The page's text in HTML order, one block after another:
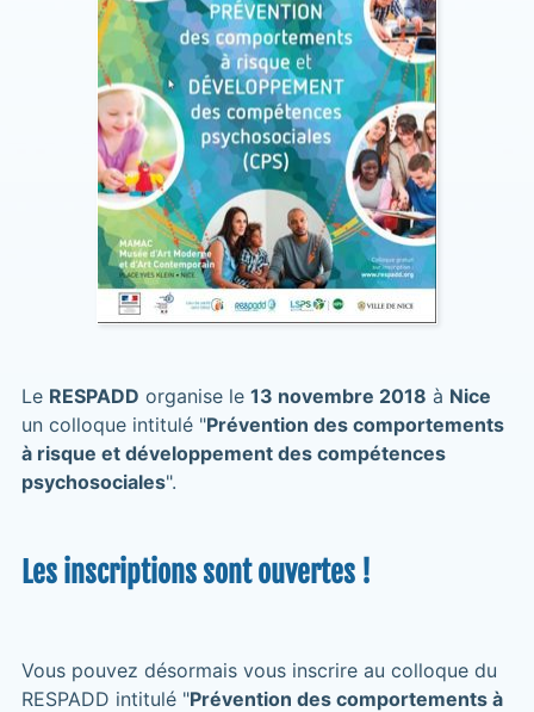
Le RESPADD organise le 13 novembre 2018 à Nice
un colloque intitulé "Prévention des comportements
à risque et développement des compétences
psychosociales".
Les inscriptions sont ouvertes !
Vous pouvez désormais vous inscrire au colloque du
RESPADD intitulé "Prévention des comportements à